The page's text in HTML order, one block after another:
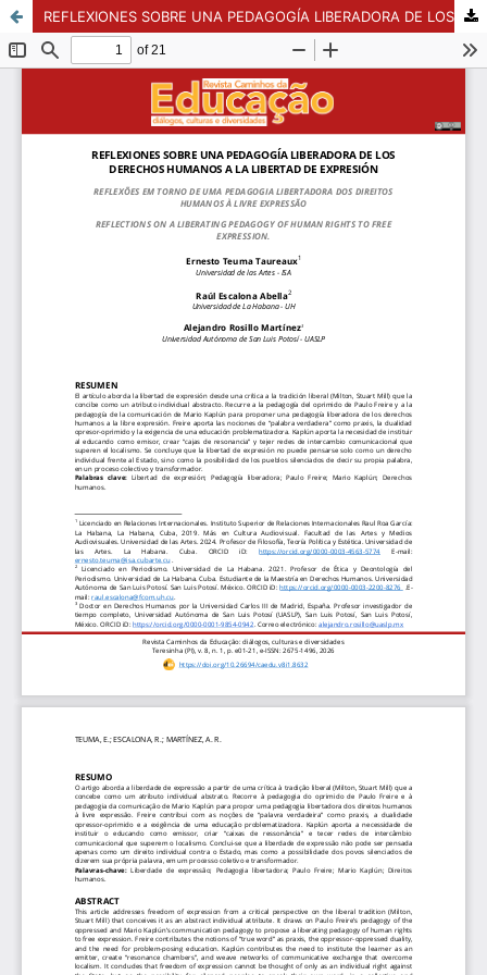
REFLEXIONES SOBRE UNA PEDAGOGÍA LIBERADORA DE LOS DERECHOS HUMANOS A LA LIBERTAD DE EXPRESIÓN